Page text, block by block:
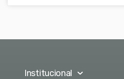
Institucional